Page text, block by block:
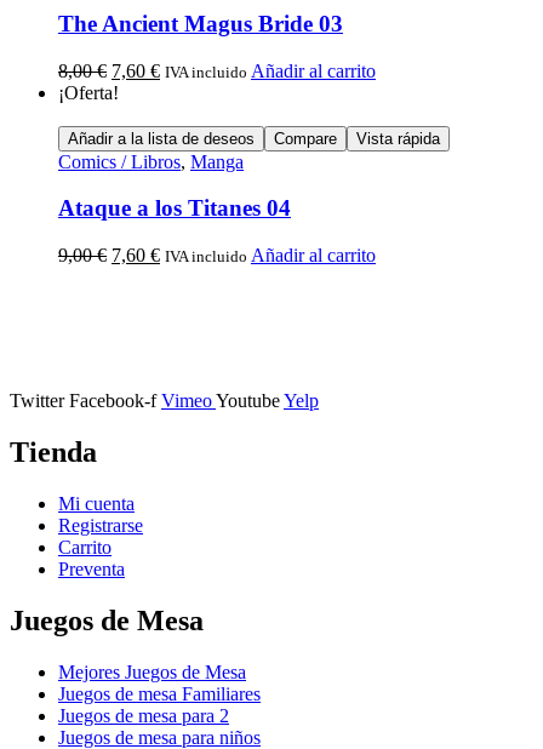
The Ancient Magus Bride 03
8,00€ 7,60 € IVA incluido Añadir al carrito
¡Oferta!
Añadir a la lista de deseos Compare Vista rápida
Comics / Libros, Manga
Ataque a los Titanes 04
9,00€ 7,60 € IVA incluido Añadir al carrito
Twitter Facebook-f VimeoYoutubeYelp
Tienda
Mi cuenta
Registrarse
Carrito
Preventa
Juegos de Mesa
Mejores Juegos de Mesa
Juegos de mesa Familiares
Juegos de mesa para 2
Juegos de mesa para niños